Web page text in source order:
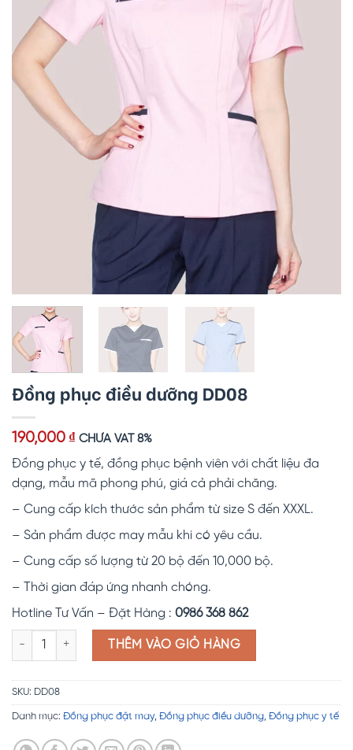
Đồng phục điều dưỡng DD08
190,000 ₫ CHƯA VAT 8%
Đồng phục y tế, đồng phục bệnh viên với chất liệu đa
dạng, mẫu mã phong phú, giá cả phải chăng.
– Cung cấp kích thước sản phẩm từ size S đến XXXL.
– Sản phẩm được may mẫu khi có yêu cầu.
– Cung cấp số lượng từ 20 bộ đến 10,000 bộ.
– Thời gian đáp ứng nhanh chóng.
Hotline Tư Vấn – Đặt Hàng : 0986 368 862
Đồng phục điều dưỡng DD08 số lượng
THÊM VÀO GIỎ HÀNG
SKU: DD08
Danh mục: Đồng phục đặt may, Đồng phục điều dưỡng, Đồng phục y tế